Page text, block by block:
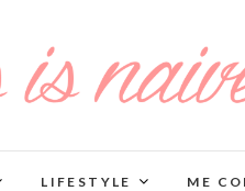
LIFESTYLE ME